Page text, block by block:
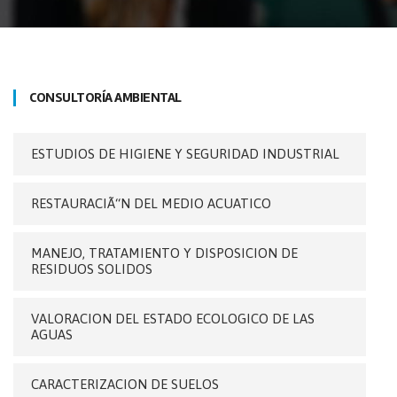
CONSULTORÍA AMBIENTAL
ESTUDIOS DE HIGIENE Y SEGURIDAD INDUSTRIAL
RESTAURACIÃ“N DEL MEDIO ACUATICO
MANEJO, TRATAMIENTO Y DISPOSICION DE
RESIDUOS SOLIDOS
VALORACION DEL ESTADO ECOLOGICO DE LAS
AGUAS
CARACTERIZACION DE SUELOS